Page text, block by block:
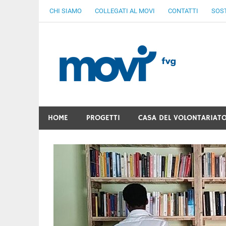
CHI SIAMO COLLEGATI AL MOVI CONTATTI
HOME PROGETTI CASA DEL